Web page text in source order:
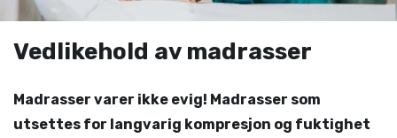
Vedlikehold av madrasser
Madrasser varer ikke evig! Madrasser som
utsettes for langvarig kompresjon og fuktighet